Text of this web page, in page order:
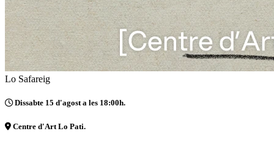
Lo Safareig
Dissabte 15 d'agost a les 18:00h.
Centre d'Art Lo Pati.